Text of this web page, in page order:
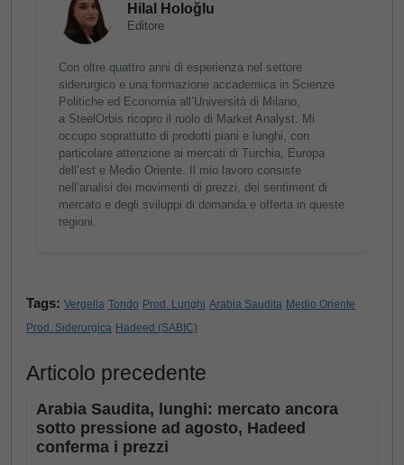
Hilal Holoğlu
Editore
Con oltre quattro anni di esperienza nel settore
siderurgico e una formazione accademica in Scienze
Politiche ed Economia all’Università di Milano,
a SteelOrbis ricopro il ruolo di Market Analyst. Mi
occupo soprattutto di prodotti piani e lunghi, con
particolare attenzione ai mercati di Turchia, Europa
dell’est e Medio Oriente. Il mio lavoro consiste
nell’analisi dei movimenti di prezzi, dei sentiment di
mercato e degli sviluppi di domanda e offerta in queste
regioni.
Tags: Vergella Tondo Prod. Lunghi Arabia Saudita Medio Oriente
Prod. Siderurgica Hadeed (SABIC)
Articolo precedente
Arabia Saudita, lunghi: mercato ancora
sotto pressione ad agosto, Hadeed
conferma i prezzi